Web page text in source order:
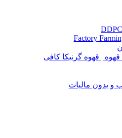
Factory
| قهوه گرنیکا کافی
و بدون مالیات